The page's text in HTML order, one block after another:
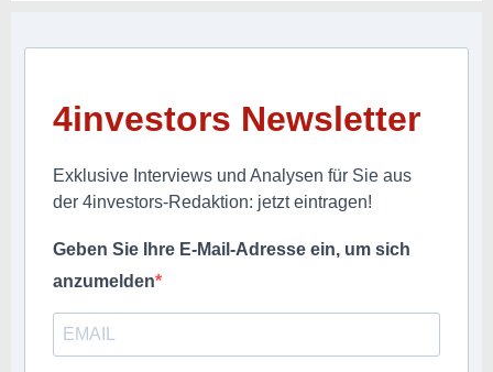
4investors Newsletter
Exklusive Interviews und Analysen für Sie aus
der 4investors-Redaktion: jetzt eintragen!
Geben Sie Ihre E-Mail-Adresse ein, um sich
anzumelden